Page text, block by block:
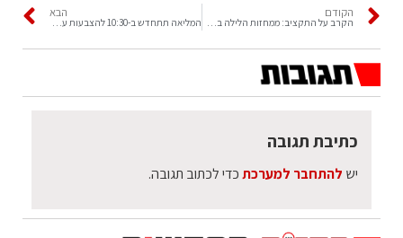
הקודם הבא
כתיבת תגובה
יש להתחבר למערכתכדי לכתוב תגובה.